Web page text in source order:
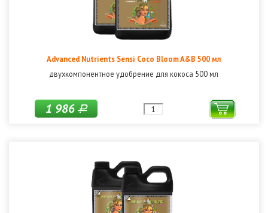
Advanced Nutrients Sensi Coco Bloom A&B 500 мл
двухкомпонентное удобрение для кокоса 500 мл
1 986Р